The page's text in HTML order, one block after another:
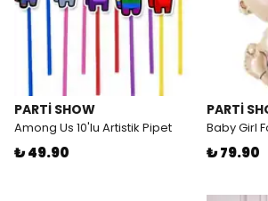
PARTİ SHOW
Among Us 10'lu Artistik Pipet
₺ 49.90
PARTİ
Baby Girl
₺ 79.90